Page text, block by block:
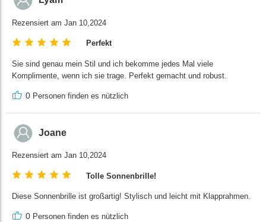
Rezensiert am Jan 10,2024
Perfekt
Sie sind genau mein Stil und ich bekomme jedes Mal viele
Komplimente, wenn ich sie trage. Perfekt gemacht und robust.
0 Personen finden es nützlich
Joane
Rezensiert am Jan 10,2024
Tolle Sonnenbrille!
Diese Sonnenbrille ist großartig! Stylisch und leicht mit Klapprahmen.
0 Personen finden es nützlich